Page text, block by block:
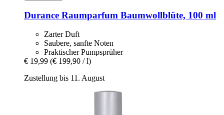
Durance Raumparfum Baumwollblüte, 100 ml
Zarter Duft
Saubere, sanfte Noten
Praktischer Pumpsprüher
€ 19,99 (€ 199,90 / l)
Zustellung bis 11. August